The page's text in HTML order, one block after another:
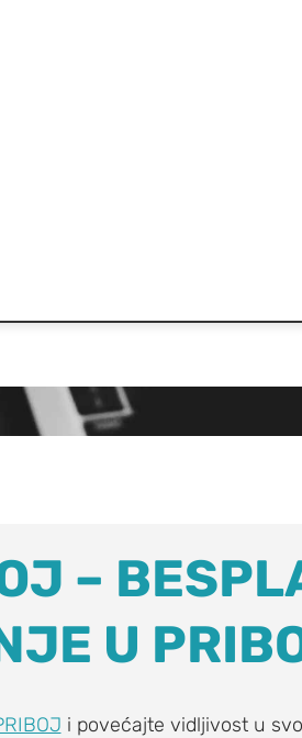
–
U
i povećajte vidljivost u